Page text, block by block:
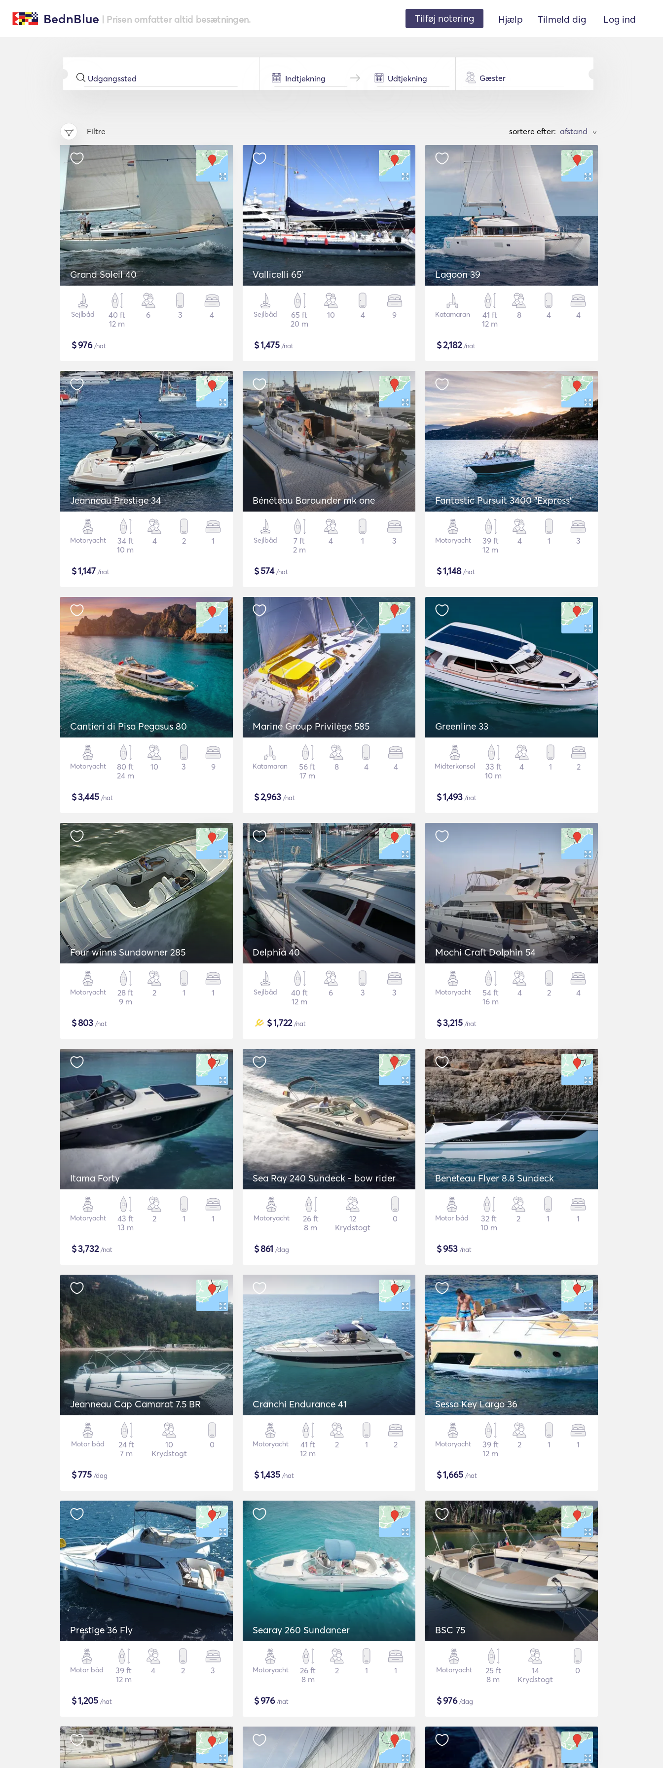
BednBlue | Prisen omfatter altid besætningen. Tilføj notering Hjælp Tilmeld dig Log ind
Gæster
Filtre sortere efter: >
Grand Soleil 40
Sejlbåd
40 ft
12 m
6 3 4
$976/nat
Vallicelli 65'
Sejlbåd
65 ft
20 m
10 4 9
$1,475 /nat
Lagoon 39
Katamaran
41 ft
12 m
8 4 4
$2,182/nat
Jeanneau Prestige 34
Motoryacht
34 ft
10 m
4 2 1
$1,147 /nat
Bénéteau Barounder mk one
Sejlbåd
7 ft
2 m
4 1 3
$574/nat
Fantastic Pursuit 3400 "Express"
Motoryacht
39 ft
12 m
4 1 3
$1,148/nat
Cantieri di Pisa Pegasus 80
Motoryacht
80 ft
24 m
10 3 9
$3,445 /nat
Marine Group Privilège 585
Katamaran
56 ft
17 m
8 4 4
$2,963 /nat
Greenline 33
Midterkonsol
33 ft
10 m
4 1 2
$1,493 /nat
Four winns Sundowner 285
Motoryacht
28 ft
9 m
2 1 1
$803 /nat
Delphia 40
Sejlbåd
40 ft
12 m
6 3 3
$1,722/nat
Mochi Craft Dolphin 54
Motoryacht
54 ft
16 m
4 2 4
$3,215 /nat
Itama Forty
Motoryacht
43 ft
13 m
2 1 1
$3,732/nat
Sea Ray 240 Sundeck - bow rider
Motoryacht
26 ft
8 m
12
Krydstogt
0
$861 /dag
Beneteau Flyer 8.8 Sundeck
Motor båd
32 ft
10 m
2 1 1
$953 /nat
Jeanneau Cap Camarat 7.5 BR
Motor båd
24 ft
7 m
10
Krydstogt
0
$775 /dag
Cranchi Endurance 41
Motoryacht
41 ft
12 m
2 1 2
$1,435 /nat
Sessa Key Largo 36
Motoryacht
39 ft
12 m
2 1 1
$1,665 /nat
Prestige 36 Fly
Motor båd
39 ft
12 m
4 2 3
$1,205 /nat
Searay 260 Sundancer
Motoryacht
26 ft
8 m
2 1 1
$976/nat
BSC 75
Motoryacht
25 ft
8 m
14
Krydstogt
0
$976/dag